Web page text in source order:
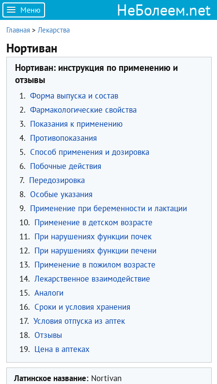
Меню НеБолеем.net
Главная >Лекарства
Нортиван
Нортиван: инструкция по применению и
отзывы
1. Форма выпуска и состав
2. Фармакологические свойства
3. Показания к применению
4. Противопоказания
5. Способ применения и дозировка
6. Побочные действия
7. Передозировка
8. Особые указания
9. Применение при беременности и лактации
10. Применение в детском возрасте
11. При нарушениях функции почек
12. При нарушениях функции печени
13. Применение в пожилом возрасте
14. Лекарственное взаимодействие
15. Аналоги
16. Сроки и условия хранения
17. Условия отпуска из аптек
18. Отзывы
19. Цена в аптеках
Латинское название: Nortivan